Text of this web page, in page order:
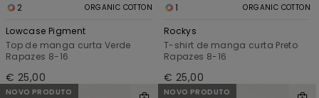
2 ORGANIC COTTON
Lowcase Pigment
Top de manga curta Verde
Rapazes 8-16
€ 25,00
1 ORGANIC COTTON
Rockys
T-shirt de manga curta Preto
Rapazes 8-16
€ 25,00
NOVO PRODUTO NOVO PRODUTO